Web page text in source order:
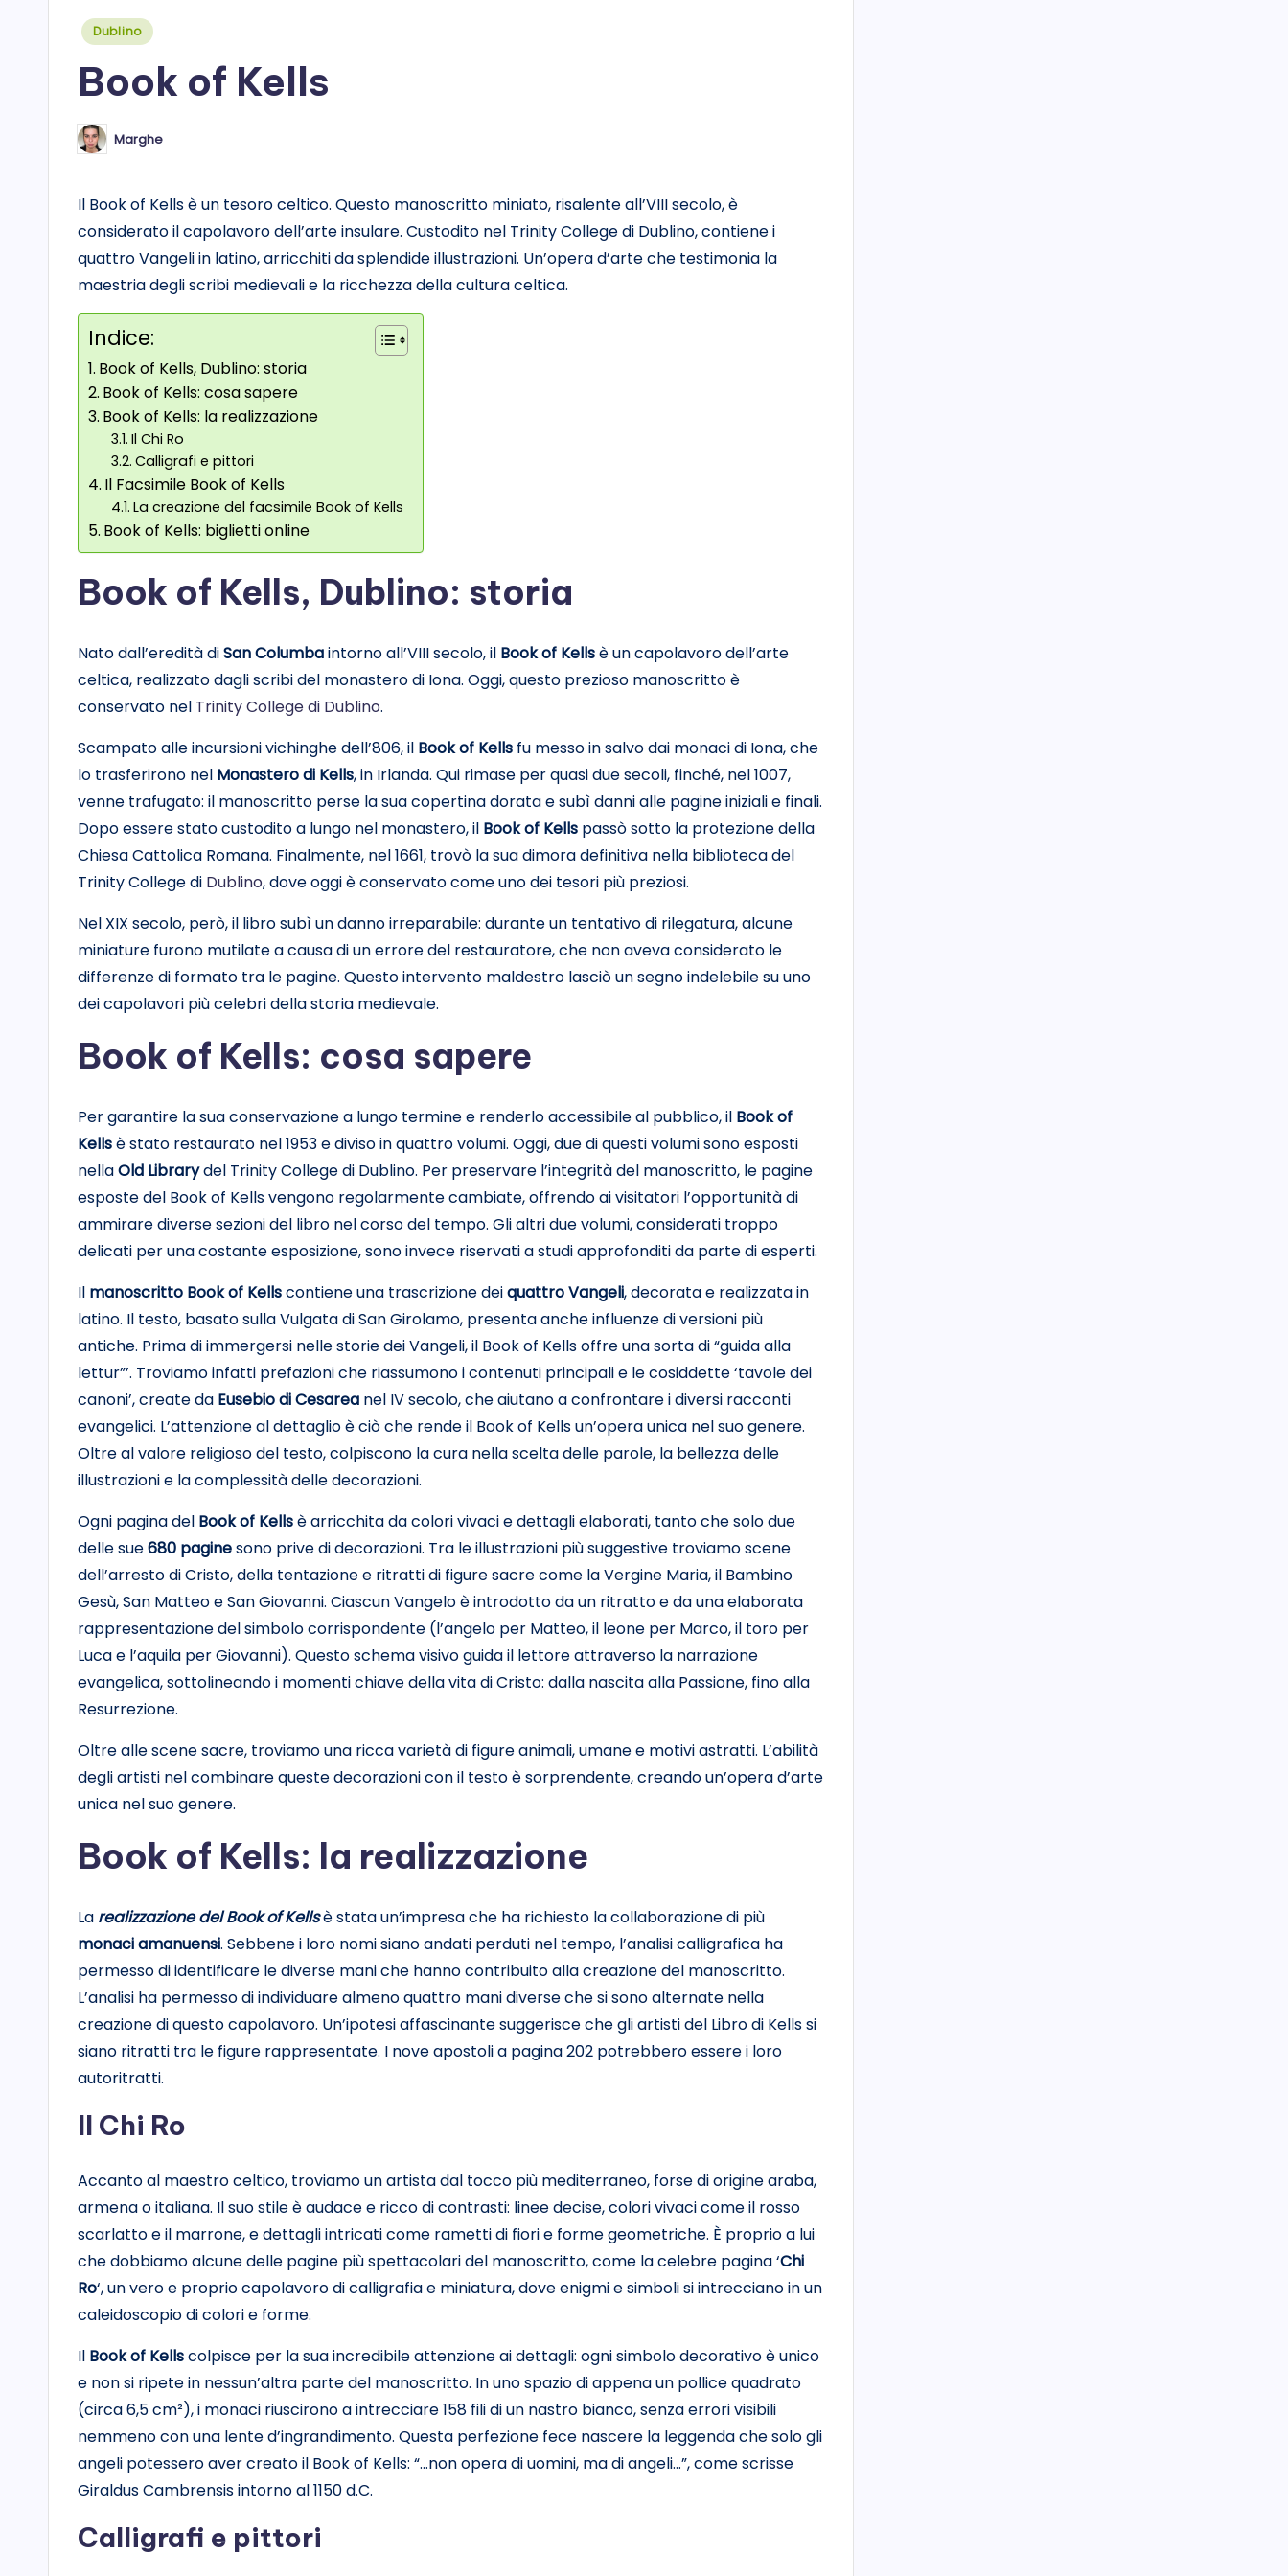
Posted
Dublino
Book of Kells
Posted
by
Marghe
Il Book of Kells è un tesoro celtico. Questo manoscritto miniato, risalente all’VIII secolo, è
considerato il capolavoro dell’arte insulare. Custodito nel Trinity College di Dublino, contiene i
quattro Vangeli in latino, arricchiti da splendide illustrazioni. Un’opera d’arte che testimonia la
maestria degli scribi medievali e la ricchezza della cultura celtica.
Indice:
Book of Kells, Dublino: storia
Book of Kells: cosa sapere
Book of Kells: la realizzazione
Il Chi Ro
Calligrafi e pittori
Il Facsimile Book of Kells
La creazione del facsimile Book of Kells
Book of Kells: biglietti online
Book of Kells, Dublino: storia
Nato dall’eredità diSan Columbaintorno all’VIII secolo, il Book of Kellsè un capolavoro dell’arte
celtica, realizzato dagli scribi del monastero di Iona. Oggi, questo prezioso manoscritto è
conservato nel Trinity College di Dublino.
Scampato alle incursioni vichinghe dell’806, il Book of Kells fu messo in salvo dai monaci di Iona, che
lo trasferirono nel Monastero di Kells, in Irlanda. Qui rimase per quasi due secoli, finché, nel 1007,
venne trafugato: il manoscritto perse la sua copertina dorata e subì danni alle pagine iniziali e finali.
Dopo essere stato custodito a lungo nel monastero, il Book of Kells passò sotto la protezione della
Chiesa Cattolica Romana. Finalmente, nel 1661, trovò la sua dimora definitiva nella biblioteca del
Trinity College di Dublino, dove oggi è conservato come uno dei tesori più preziosi.
Nel XIX secolo, però, il libro subì un danno irreparabile: durante un tentativo di rilegatura, alcune
miniature furono mutilate a causa di un errore del restauratore, che non aveva considerato le
differenze di formato tra le pagine. Questo intervento maldestro lasciò un segno indelebile su uno
dei capolavori più celebri della storia medievale.
Book of Kells: cosa sapere
Per garantire la sua conservazione a lungo termine e renderlo accessibile al pubblico, il Book of
Kellsè stato restaurato nel 1953 e diviso in quattro volumi. Oggi, due di questi volumi sono esposti
nellaOld Librarydel Trinity College di Dublino. Per preservare l’integrità del manoscritto, le pagine
esposte del Book of Kells vengono regolarmente cambiate, offrendo ai visitatori l’opportunità di
ammirare diverse sezioni del libro nel corso del tempo. Gli altri due volumi, considerati troppo
delicati per una costante esposizione, sono invece riservati a studi approfonditi da parte di esperti.
Il manoscritto Book of Kellscontiene una trascrizione deiquattro Vangeli, decorata e realizzata in
latino. Il testo, basato sulla Vulgata di San Girolamo, presenta anche influenze di versioni più
antiche. Prima di immergersi nelle storie dei Vangeli, il Book of Kells offre una sorta di “guida alla
lettur”’. Troviamo infatti prefazioni che riassumono i contenuti principali e le cosiddette ‘tavole dei
canoni’, create da Eusebio di Cesarea nel IV secolo, che aiutano a confrontare i diversi racconti
evangelici. L’attenzione al dettaglio è ciò che rende il Book of Kells un’opera unica nel suo genere.
Oltre al valore religioso del testo, colpiscono la cura nella scelta delle parole, la bellezza delle
illustrazioni e la complessità delle decorazioni.
Ogni pagina del Book of Kellsè arricchita da colori vivaci e dettagli elaborati, tanto che solo due
delle sue680 paginesono prive di decorazioni. Tra le illustrazioni più suggestive troviamo scene
dell’arresto di Cristo, della tentazione e ritratti di figure sacre come la Vergine Maria, il Bambino
Gesù, San Matteo e San Giovanni. Ciascun Vangelo è introdotto da un ritratto e da una elaborata
rappresentazione del simbolo corrispondente (l’angelo per Matteo, il leone per Marco, il toro per
Luca e l’aquila per Giovanni). Questo schema visivo guida il lettore attraverso la narrazione
evangelica, sottolineando i momenti chiave della vita di Cristo: dalla nascita alla Passione, fino alla
Resurrezione.
Oltre alle scene sacre, troviamo una ricca varietà di figure animali, umane e motivi astratti. L’abilità
degli artisti nel combinare queste decorazioni con il testo è sorprendente, creando un’opera d’arte
unica nel suo genere.
Book of Kells: la realizzazione
La realizzazione del Book of Kellsè stata un’impresa che ha richiesto la collaborazione di più
monaci amanuensi. Sebbene i loro nomi siano andati perduti nel tempo, l’analisi calligrafica ha
permesso di identificare le diverse mani che hanno contribuito alla creazione del manoscritto.
L’analisi ha permesso di individuare almeno quattro mani diverse che si sono alternate nella
creazione di questo capolavoro. Un’ipotesi affascinante suggerisce che gli artisti del Libro di Kells si
siano ritratti tra le figure rappresentate. I nove apostoli a pagina 202 potrebbero essere i loro
autoritratti.
Il Chi Ro
Accanto al maestro celtico, troviamo un artista dal tocco più mediterraneo, forse di origine araba,
armena o italiana. Il suo stile è audace e ricco di contrasti: linee decise, colori vivaci come il rosso
scarlatto e il marrone, e dettagli intricati come rametti di fiori e forme geometriche. È proprio a lui
che dobbiamo alcune delle pagine più spettacolari del manoscritto, come la celebre pagina ‘Chi
Ro‘, un vero e proprio capolavoro di calligrafia e miniatura, dove enigmi e simboli si intrecciano in un
caleidoscopio di colori e forme.
Il Book of Kellscolpisce per la sua incredibile attenzione ai dettagli: ogni simbolo decorativo è unico
e non si ripete in nessun’altra parte del manoscritto. In uno spazio di appena un pollice quadrato
(circa 6,5 cm²), i monaci riuscirono a intrecciare 158 fili di un nastro bianco, senza errori visibili
nemmeno con una lente d’ingrandimento. Questa perfezione fece nascere la leggenda che solo gli
angeli potessero aver creato il Book of Kells: “…non opera di uomini, ma di angeli…”, come scrisse
Giraldus Cambrensis intorno al 1150 d.C.
Calligrafi e pittori